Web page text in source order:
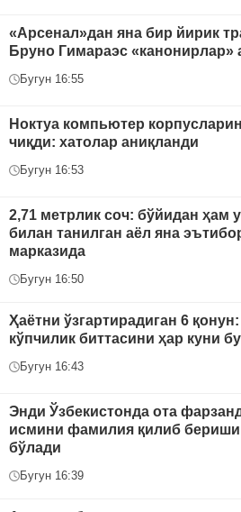
«Арсенал»дан яна бир йирик
Бруно Гимараэс «канонирлар»
Бугун 16:55
Ноктуа компьютер
чиқди: хатолар аниқланди
Бугун 16:53
2,71 метрлик соч: бўйидан ҳам
билан танилган аёл яна
марказида
Бугун 16:50
Ҳаётни ўзгартирадиган 6 қонун:
кўпчилик биттасини ҳар куни
Бугун 16:43
Энди Ўзбекистонда ота
исмини фамилия қилиб
бўлади
Бугун 16:39